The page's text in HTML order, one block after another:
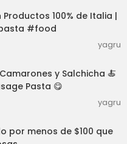
100% de Italia |
#food
yagru
y Salchicha 🍝
Pasta 😋
yagru
por menos de $100 que